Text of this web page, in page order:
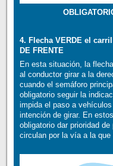
4. Flecha VERDE el
DE FRENTE
En esta situación, la
al conductor girar a la
cuando el semáforo
obligatorio seguir la
impida el paso a
intención de girar. En
obligatorio dar prioridad
circulan por la vía a la que